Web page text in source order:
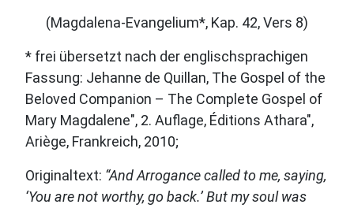
(Magdalena-Evangelium*, Kap. 42, Vers 8)
* frei übersetzt nach der englischsprachigen
Fassung: Jehanne de Quillan, The Gospel of the
Beloved Companion – The Complete Gospel of
Mary Magdalene", 2. Auflage, Éditions Athara",
Ariège, Frankreich, 2010;
Originaltext: “And Arrogance called to me, saying,
‘You are not worthy, go back.’ But my soul was